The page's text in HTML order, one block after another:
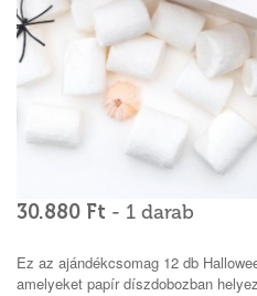
30.880 Ft - 1 darab
Ez az ajándékcsomag 12 db
amelyeket papír díszdobozban